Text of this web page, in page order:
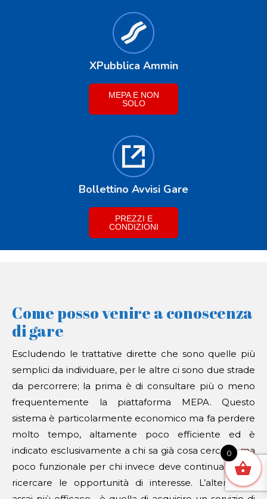
XPubblica Ammin
MEPA E NON
SOLO
Bollettino Avvisi Gare
PREZZI E
CONDIZIONI
Come posso venire a conoscenza
di gare
Escludendo le trattative dirette che sono quelle più
semplici da individuare, per le altre ci sono due strade
da percorrere; la prima è di consultare più o meno
frequentemente la piattaforma MEPA. Questo
sistema è particolarmente economico ma fa perdere
molto tempo, altamente poco efficiente ed è
indicato esclusivamente a chi sa già cosa cercare; ma
poco funzionale per chi invece deve continuamente
ricercare le opportunità di interesse. L’alternativa,
0